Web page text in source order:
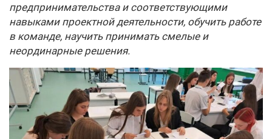
предпринимательства и соответствующими
навыками проектной деятельности, обучить работе
в команде, научить принимать смелые и
неординарные решения.